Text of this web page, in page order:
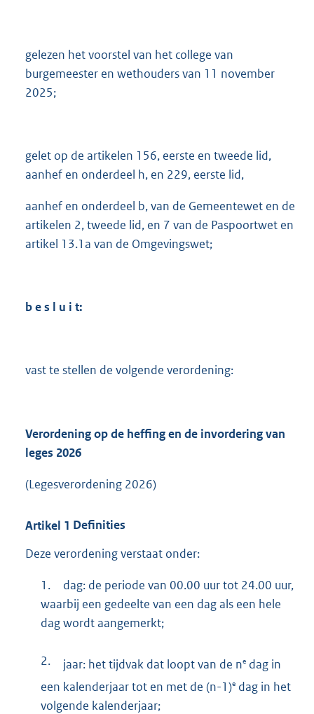
gelezen het voorstel van het college van
burgemeester en wethouders van 11 november
2025;
gelet op de artikelen 156, eerste en tweede lid,
aanhef en onderdeel h, en 229, eerste lid,
aanhef en onderdeel b, van de Gemeentewet en de
artikelen 2, tweede lid, en 7 van de Paspoortwet en
artikel 13.1a van de Omgevingswet;
b e s l u i t:
vast te stellen de volgende verordening:
Verordening op de heffing en de invordering van
leges 2026
(Legesverordening 2026)
Artikel 1 Definities
Deze verordening verstaat onder:
1.
dag: de periode van 00.00 uur tot 24.00 uur,
waarbij een gedeelte van een dag als een hele
dag wordt aangemerkt;
2. jaar: het tijdvak dat loopt van de nedag in
een kalenderjaar tot en met de (n-1)edag in het
volgende kalenderjaar;